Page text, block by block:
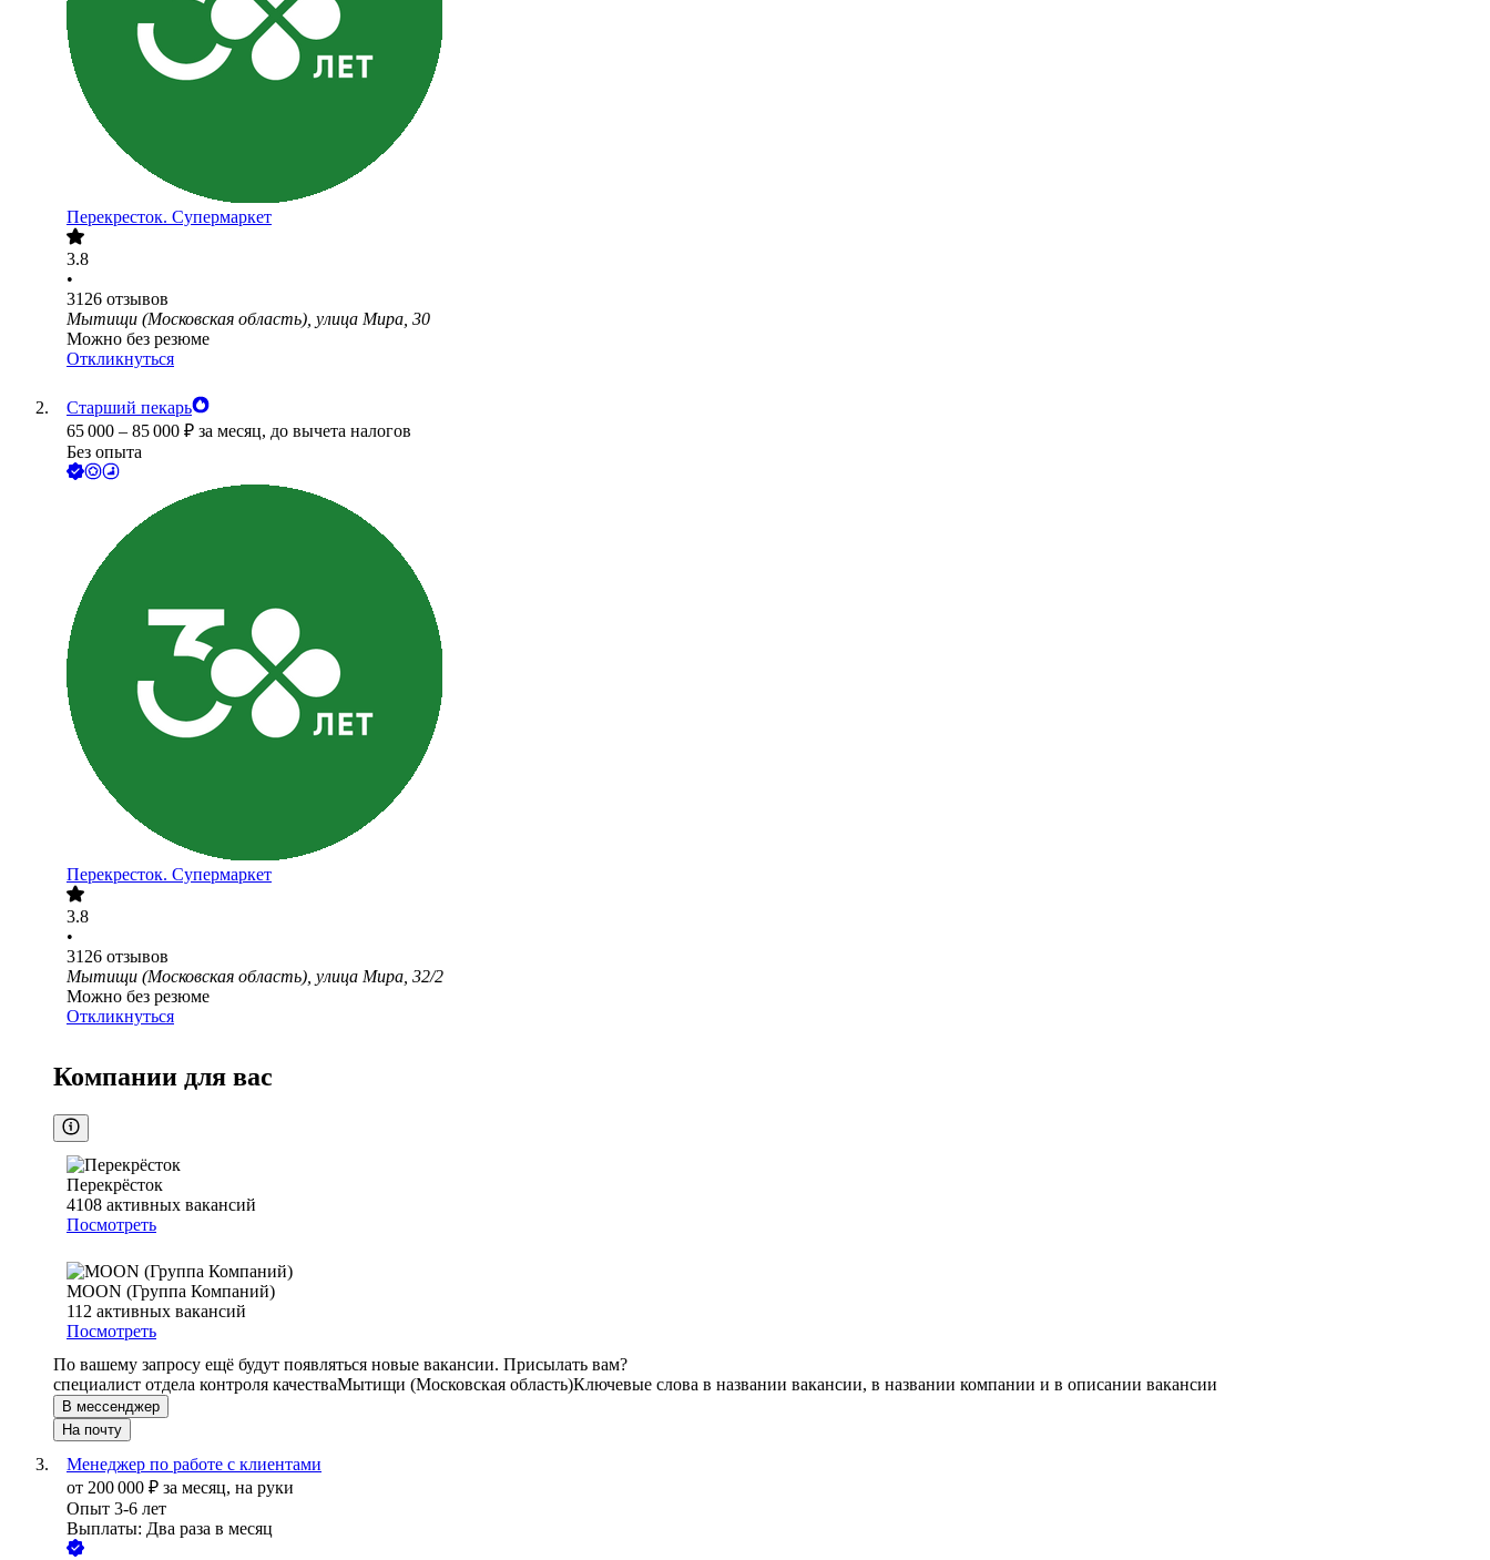
Перекресток. Супермаркет
3.8
•
3126 отзывов
Мытищи (Московская область), улица Мира, 30
Можно без резюме
Откликнуться
Старший пекарь
65 000 – 85 000 ₽ за месяц, до вычета налогов
Без опыта
Перекресток. Супермаркет
3.8
•
3126 отзывов
Мытищи (Московская область), улица Мира, 32/2
Можно без резюме
Откликнуться
Компании для вас
Перекрёсток
4108 активных вакансий
Посмотреть
MOON (Группа Компаний)
112 активных вакансий
Посмотреть
По вашему запросу ещё будут появляться новые вакансии. Присылать вам?
специалист отдела контроля качестваМытищи (Московская область)Ключевые слова в названии вакансии, в названии компании и в описании вакансии
В мессенджер
На почту
Менеджер по работе с клиентами
от 200 000 ₽ за месяц, на руки
Опыт 3-6 лет
Выплаты: Два раза в месяц